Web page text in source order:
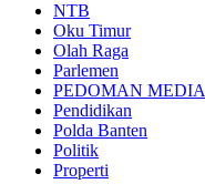
NTB
Oku Timur
Olah Raga
Parlemen
PEDOMAN MEDIA
Pendidikan
Polda Banten
Politik
Properti